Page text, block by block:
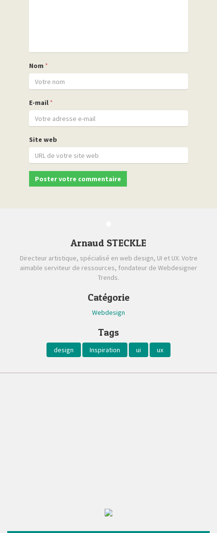
Nom *
E-mail *
Site web
Arnaud STECKLE
Directeur artistique, spécialisé en web design, UI et UX. Votre
aimable serviteur de ressources, fondateur de Webdesigner
Trends.
Catégorie
Webdesign
Tags
design Inspiration ui ux